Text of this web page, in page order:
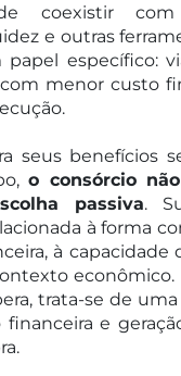
coexistir com
e outras
específico:
menor custo
seus benefícios
o consórcio
passiva.
à forma
à capacidade
trata-se de
financeira e